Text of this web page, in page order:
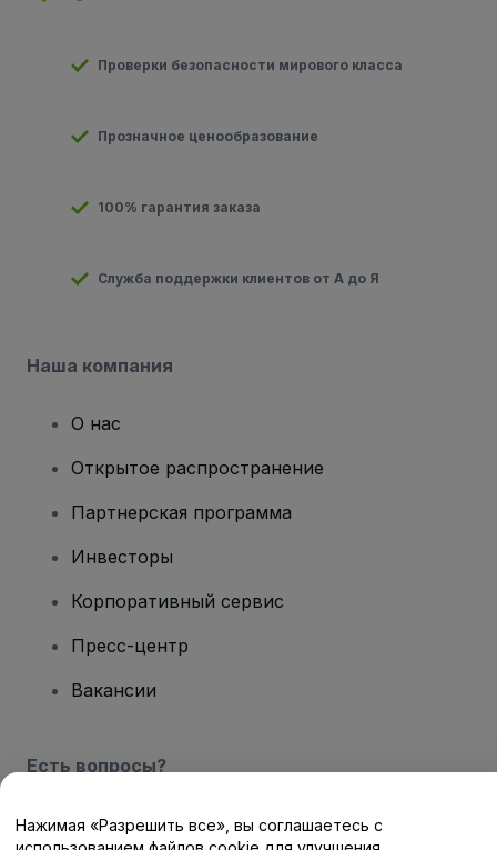
Проверки безопасности мирового класса
Прозначное ценообразование
100% гарантия заказа
Служба поддержки клиентов от А до Я
Наша компания
О нас
Открытое распространение
Партнерская программа
Инвесторы
Корпоративный сервис
Пресс-центр
Вакансии
Есть вопросы?
Центр помощи / Свяжитесь с нами
Нажимая «Разрешить все», вы соглашаетесь с